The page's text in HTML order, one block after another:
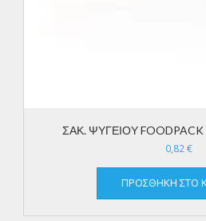
ΣΑΚ. ΨΥΓΕΙΟΥ FOODPACK
0,82€
ΠΡΟΣΘΉΚΗ ΣΤΟ